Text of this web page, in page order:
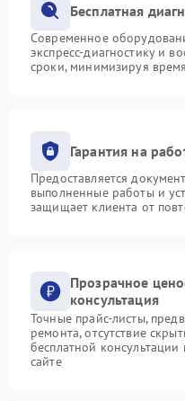
Бесплатная
Современное
экспресс-диагностику и
сроки, минимизируя
Гарантия на
Предоставляется
выполненные работы и
защищает клиента от
Прозрачное
консультация
Точные прайс-листы,
ремонта, отсутствие
бесплатной
сайте